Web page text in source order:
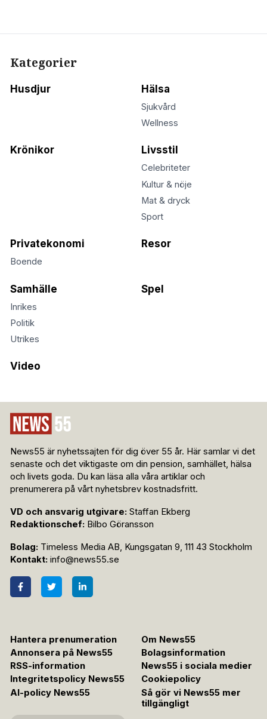
Kategorier
Husdjur Hälsa
Sjukvård
Wellness
Krönikor Livsstil
Celebriteter
Kultur & nöje
Mat & dryck
Sport
Privatekonomi
Boende
Resor
Samhälle
Inrikes
Politik
Utrikes
Spel
Video
News55 är nyhetssajten för dig över 55 år. Här samlar vi det
senaste och det viktigaste om din pension, samhället, hälsa
och livets goda. Du kan läsa alla våra artiklar och
prenumerera på vårt nyhetsbrev kostnadsfritt.
VD och ansvarig utgivare: Staffan Ekberg
Redaktionschef: Bilbo Göransson
Bolag: Timeless Media AB, Kungsgatan 9, 111 43 Stockholm
Kontakt: info@news55.se
Hantera prenumeration
Om News55
Annonsera på News55
Bolagsinformation
RSS-information
News55 i sociala medier
Integritetspolicy News55
Cookiepolicy
AI-policy News55
Så gör vi News55 mer
tillgängligt